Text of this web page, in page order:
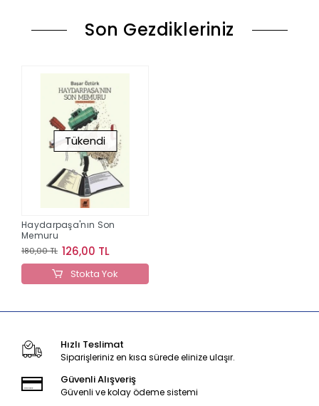
Son Gezdikleriniz
Tükendi
Haydarpaşa'nın Son
Memuru
180,00 TL 126,00 TL
Stokta Yok
Hızlı Teslimat
Siparişleriniz en kısa sürede elinize ulaşır.
Güvenli Alışveriş
Güvenli ve kolay ödeme sistemi